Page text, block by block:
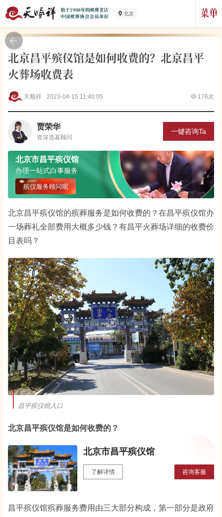
北京
北京昌平殡仪馆是如何收费的？北京昌平
火葬场收费表
天顺祥 2023-04-15 11:40:05 176次
贾荣华
资深选墓顾问
一键咨询Ta
北京市昌平殡仪馆
办理一站式白事服务
殡仪服务顾问呢
北京昌平殡仪馆的殡葬服务是如何收费的？在昌平殡仪馆办
一场葬礼全部费用大概多少钱？有昌平火葬场详细的收费价
目表吗？
昌平殡仪馆入口
北京昌平殡仪馆是如何收费的？
北京市昌平殡仪馆
了解详情 咨询客服
昌平殡仪馆殡葬服务费用由三大部分构成，第一部分是政府